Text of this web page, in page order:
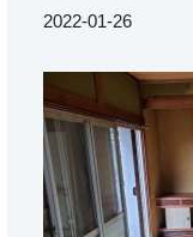
2022-01-26